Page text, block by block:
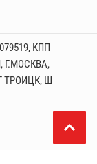
КПП
Г.МОСКВА,
ТРОИЦК, Ш